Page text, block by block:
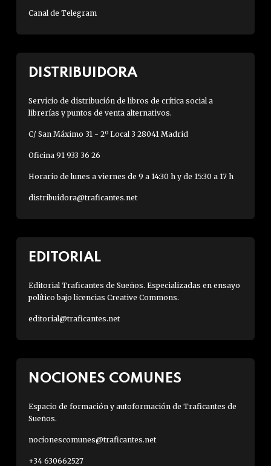
Canal de Telegram
DISTRIBUIDORA
Servicio de distribución de libros de crítica social a
librerías y puntos de venta alternativos.
C/ San Máximo 31 - 2º Local 3 28041 Madrid
Oficina 91 933 36 26
Horario de lunes a viernes de 9 a 14:30 h y de 15:30 a 17 h
distribuidora@traficantes.net
EDITORIAL
Editorial Traficantes de Sueños. Especializadas en ensayo
político bajo licencias Creative Commons.
editorial@traficantes.net
NOCIONES COMUNES
Espacio de formación y autoformación de Traficantes de
Sueños.
nocionescomunes@traficantes.net
+34 630662527